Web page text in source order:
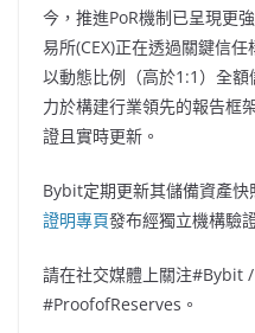
今，推進PoR機制已呈現更
易所(CEX)正在透過關鍵信
以動態比例（高於1:1）全
力於構建行業領先的報告框
證且實時更新。
Bybit定期更新其儲備資產
證明專頁發布經獨立機構驗
請在社交媒體上關注#Bybit
#ProofofReserves。